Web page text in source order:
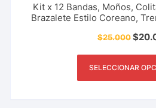
Kit x 12 Bandas, Moños,
Brazalete Estilo Coreano,
$25.000$
SELECCIONAR